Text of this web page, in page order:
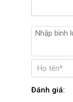
- Các thiết
inox không
bỉ, giúp các
- Được
Đánh giá: